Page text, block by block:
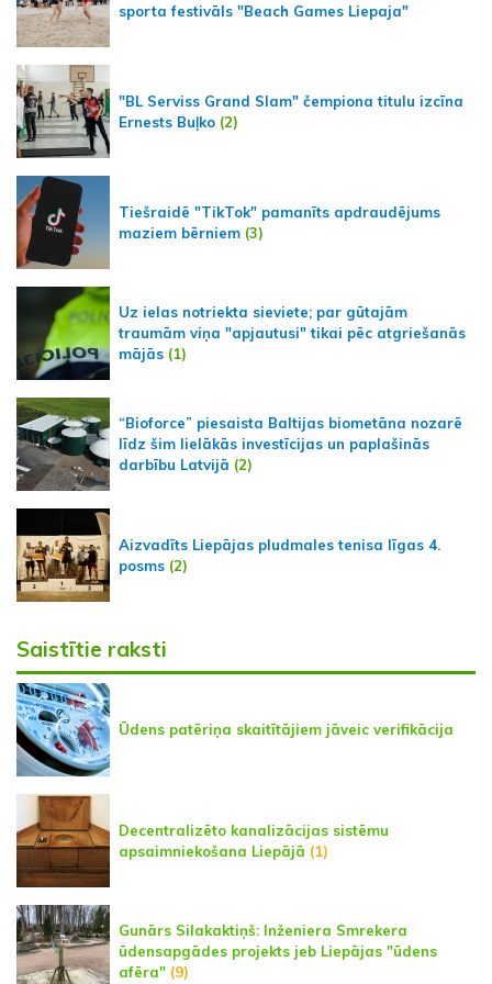
sporta festivāls "Beach Games Liepaja"
"BL Serviss Grand Slam" čempiona titulu izcīna
Ernests Buļko (2)
Tiešraidē "TikTok" pamanīts apdraudējums
maziem bērniem (3)
Uz ielas notriekta sieviete; par gūtajām
traumām viņa "apjautusi" tikai pēc atgriešanās
mājās (1)
“Bioforce” piesaista Baltijas biometāna nozarē
līdz šim lielākās investīcijas un paplašinās
darbību Latvijā (2)
Aizvadīts Liepājas pludmales tenisa līgas 4.
posms (2)
Saistītie raksti
Ūdens patēriņa skaitītājiem jāveic verifikācija
Decentralizēto kanalizācijas sistēmu
apsaimniekošana Liepājā (1)
Gunārs Silakaktiņš: Inženiera Smrekera
ūdensapgādes projekts jeb Liepājas "ūdens
afēra" (9)